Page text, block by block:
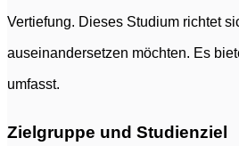
Vertiefung. Dieses Studium richtet
auseinandersetzen möchten. Es
umfasst.
Zielgruppe und Studienziel